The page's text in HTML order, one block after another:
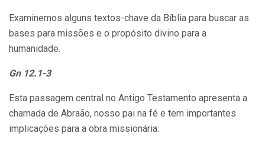
Examinemos alguns textos-chave da Bíblia para buscar as
bases para missões e o propósito divino para a
humanidade.
Gn 12.1-3
Esta passagem central no Antigo Testamento apresenta a
chamada de Abraão, nosso pai na fé e tem importantes
implicações para a obra missionária: